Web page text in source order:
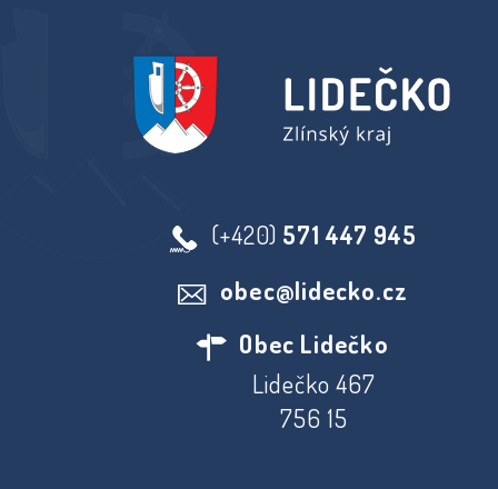
(+420) 571 447 945
obec@lidecko.cz
Obec Lidečko
Lidečko 467
756 15